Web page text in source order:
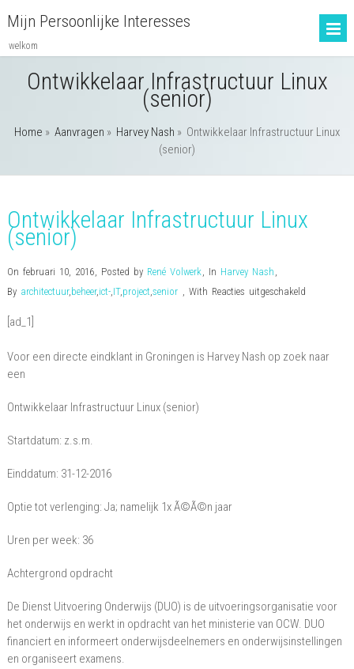
Mijn Persoonlijke Interesses
welkom
Ontwikkelaar Infrastructuur Linux
(senior)
Home » Aanvragen » Harvey Nash » Ontwikkelaar Infrastructuur Linux
(senior)
Ontwikkelaar Infrastructuur Linux
(senior)
On februari 10, 2016, Posted by René Volwerk, In Harvey Nash ,
By architectuur,beheer,ict-,IT,project,senior , With Reacties uitgeschakeldvoor
[ad_1]
Voor een directe eindklant in Groningen is Harvey Nash op zoek naar
een
Ontwikkelaar Infrastructuur Linux (senior)
Startdatum: z.s.m.
Einddatum: 31-12-2016
Optie tot verlenging: Ja; namelijk 1x Ã©Ã©n jaar
Uren per week: 36
Achtergrond opdracht
De Dienst Uitvoering Onderwijs (DUO) is de uitvoeringsorganisatie voor
het onderwijs en werkt in opdracht van het ministerie van OCW. DUO
financiert en informeert onderwijsdeelnemers en onderwijsinstellingen
en organiseert examens.